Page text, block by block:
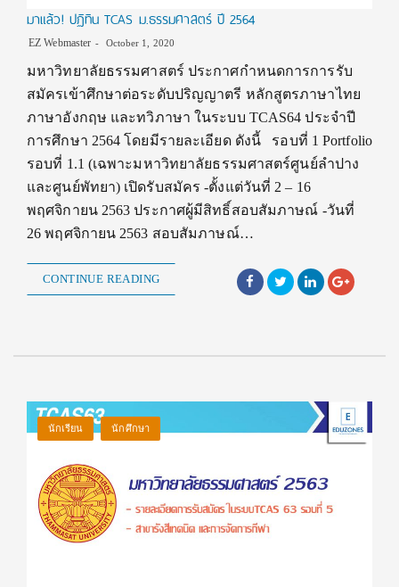
มาแล้ว! ปฏิทิน TCAS ม.ธรรมศาสตร์ ปี 2564
EZ Webmaster October 1, 2020
มหาวิทยาลัยธรรมศาสตร์ ประกาศกำหนดการการรับ
สมัครเข้าศึกษาต่อระดับปริญญาตรี หลักสูตรภาษาไทย
ภาษาอังกฤษ และทวิภาษา ในระบบ TCAS64 ประจำปี
การศึกษา 2564 โดยมีรายละเอียด ดังนี้ รอบที่ 1 Portfolio
รอบที่ 1.1 (เฉพาะมหาวิทยาลัยธรรมศาสตร์ศูนย์ลำปาง
และศูนย์พัทยา) เปิดรับสมัคร -ตั้งแต่วันที่ 2 – 16
พฤศจิกายน 2563 ประกาศผู้มีสิทธิ์สอบสัมภาษณ์ -วันที่
26 พฤศจิกายน 2563 สอบสัมภาษณ์…
CONTINUE READING
นักเรียน นักศึกษา